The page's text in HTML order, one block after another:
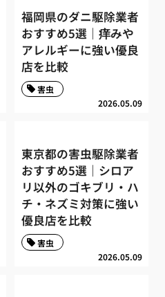
福岡県のダニ駆除業者
おすすめ5選｜痒みや
アレルギーに強い優良
店を比較
2026.05.09
害虫
東京都の害虫駆除業者
おすすめ5選｜シロア
リ以外のゴキブリ・ハ
チ・ネズミ対策に強い
優良店を比較
2026.05.09
害虫